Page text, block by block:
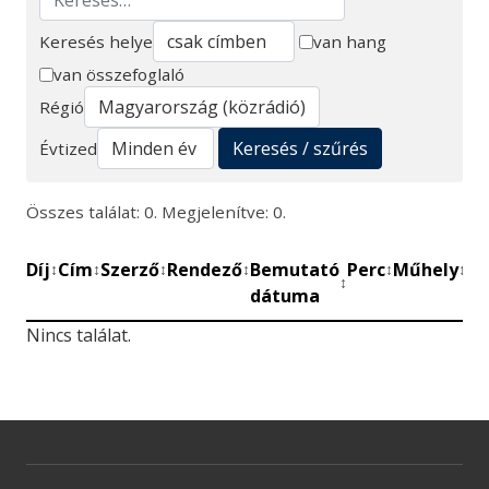
Keresés
Keresés helye
van hang
van összefoglaló
Régió
Évtized
Keresés / szűrés
Összes találat: 0. Megjelenítve: 0.
Díj↕Cím↕Szerző↕Rendező↕Bemutató
dátuma
↕
Perc↕Műhely↕
Nincs találat.